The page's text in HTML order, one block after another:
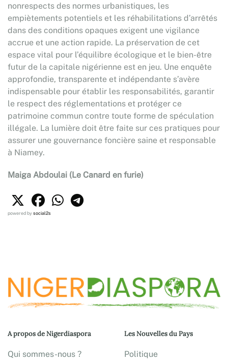
nonrespects des normes urbanistiques, les
empiètements potentiels et les réhabilitations d’arrêtés
dans des conditions opaques exigent une vigilance
accrue et une action rapide. La préservation de cet
espace vital pour l’équilibre écologique et le bien-être
futur de la capitale nigérienne est en jeu. Une enquête
approfondie, transparente et indépendante s’avère
indispensable pour établir les responsabilités, garantir
le respect des réglementations et protéger ce
patrimoine commun contre toute forme de spéculation
illégale. La lumière doit être faite sur ces pratiques pour
assurer une gouvernance foncière saine et responsable
à Niamey.
Maiga Abdoulai (Le Canard en furie)
powered bysocial2s
A propos de Nigerdiaspora
Qui sommes-nous ?
Les Nouvelles du Pays
Politique